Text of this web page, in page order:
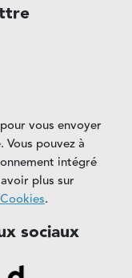
vous envoyer
pouvez à
intégré
plus sur
.
sociaux